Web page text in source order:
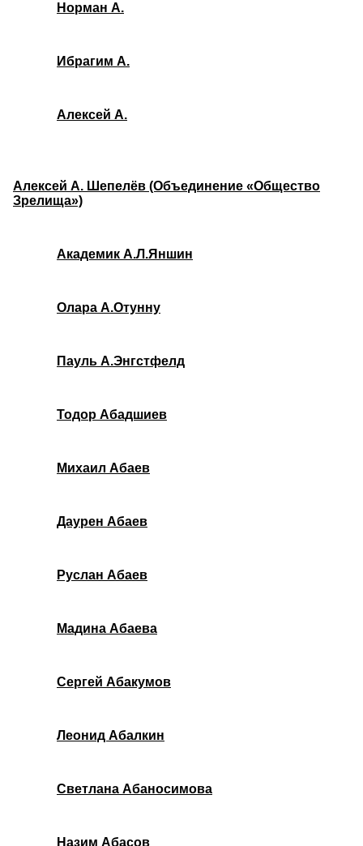
Норман А.
Ибрагим А.
Алексей А.
Алексей А. Шепелёв (Объединение «Общество
Зрелища»)
Академик А.Л.Яншин
Олара А.Отунну
Пауль А.Энгстфелд
Тодор Абадшиев
Михаил Абаев
Даурен Абаев
Руслан Абаев
Мадина Абаева
Сергей Абакумов
Леонид Абалкин
Светлана Абаносимова
Назим Абасов